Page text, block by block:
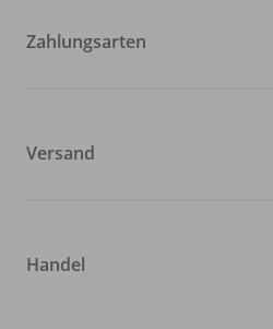
Zahlungsarten
Versand
Handel